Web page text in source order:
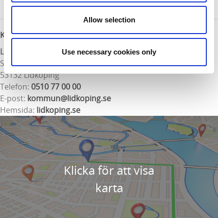
Allow selection
Use necessary cookies only
mindre hackspett observerats.
Kontaktinformation
Lidköpings kommun
Skaragatan 8
53132 Lidköping
Telefon: 0510 77 00 00
E-post: kommun@lidkoping.se
Hemsida: lidkoping.se
Klicka för att visa
karta